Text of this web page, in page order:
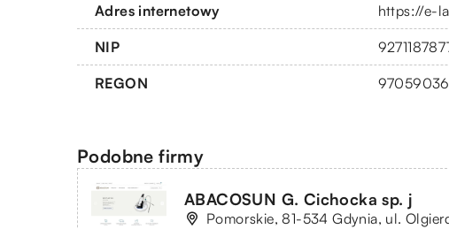
Adres internetowy https://e-
NIP
REGON
Podobne firmy
ABACOSUN G. Cichocka sp. j
Pomorskie, 81-534 Gdynia, ul.